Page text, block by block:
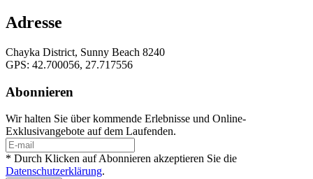
Adresse
Chayka District, Sunny Beach 8240
GPS: 42.700056, 27.717556
Abonnieren
Wir halten Sie über kommende Erlebnisse und Online-
Exklusivangebote auf dem Laufenden.
* Durch Klicken auf Abonnieren akzeptieren Sie die
Datenschutzerklärung.